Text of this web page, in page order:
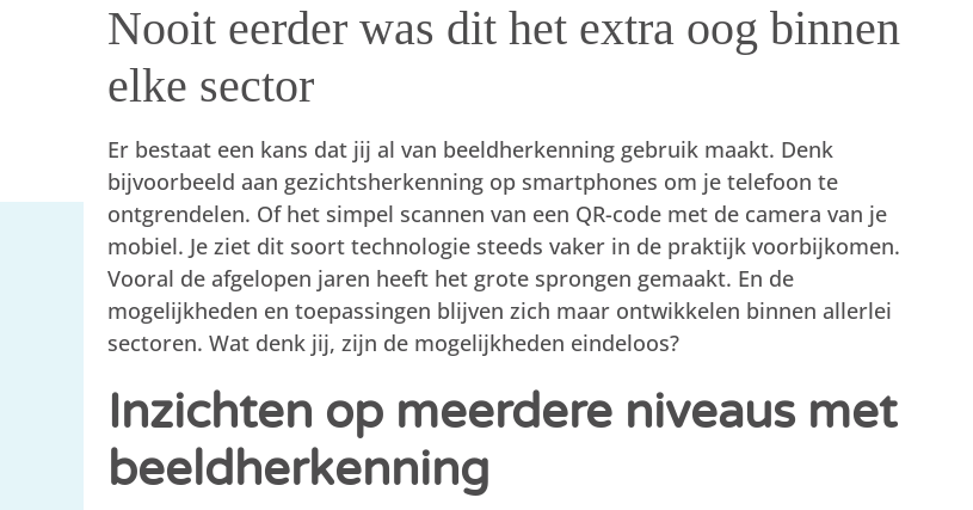
Nooit eerder was dit het extra oog binnen
elke sector
Er bestaat een kans dat jij al van beeldherkenning gebruik maakt. Denk
bijvoorbeeld aan gezichtsherkenning op smartphones om je telefoon te
ontgrendelen. Of het simpel scannen van een QR-code met de camera van je
mobiel. Je ziet dit soort technologie steeds vaker in de praktijk voorbijkomen.
Vooral de afgelopen jaren heeft het grote sprongen gemaakt. En de
mogelijkheden en toepassingen blijven zich maar ontwikkelen binnen allerlei
sectoren. Wat denk jij, zijn de mogelijkheden eindeloos?
Inzichten op meerdere niveaus met
beeldherkenning